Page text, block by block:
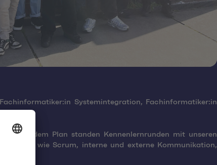
Systemintegration, Fachinformatiker:in
Auf dem Plan standen Kennenlernrunden mit unseren
Themen wie Scrum, interne und externe Kommunikation,